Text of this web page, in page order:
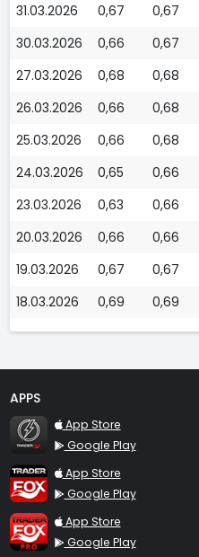
31.03.2026
0,67 0,67
30.03.2026
0,66 0,67
27.03.2026
0,68 0,68
26.03.2026
0,66 0,68
25.03.2026
0,66 0,68
24.03.2026
0,65 0,66
23.03.2026
0,63 0,66
20.03.2026
0,66 0,66
19.03.2026
0,67 0,67
18.03.2026
0,69 0,69
APPS
TraderFox Flash
App Store
Google Play
TraderFox App
App Store
Google Play
TraderFox Pro
App Store
Google Play